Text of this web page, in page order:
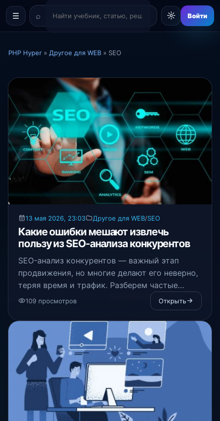
☰ ☼ Войти
PHP Hyper » Другое для WEB » SEO
13 мая 2026, 23:03 Другое для WEB/SEO
Какие ошибки мешают извлечь
пользу из SEO-анализа конкурентов
SEO-анализ конкурентов — важный этап
продвижения, но многие делают его неверно,
теряя время и трафик. Разберем частые
промахи разведки и узнаем, как правильно
109 просмотров Открыть